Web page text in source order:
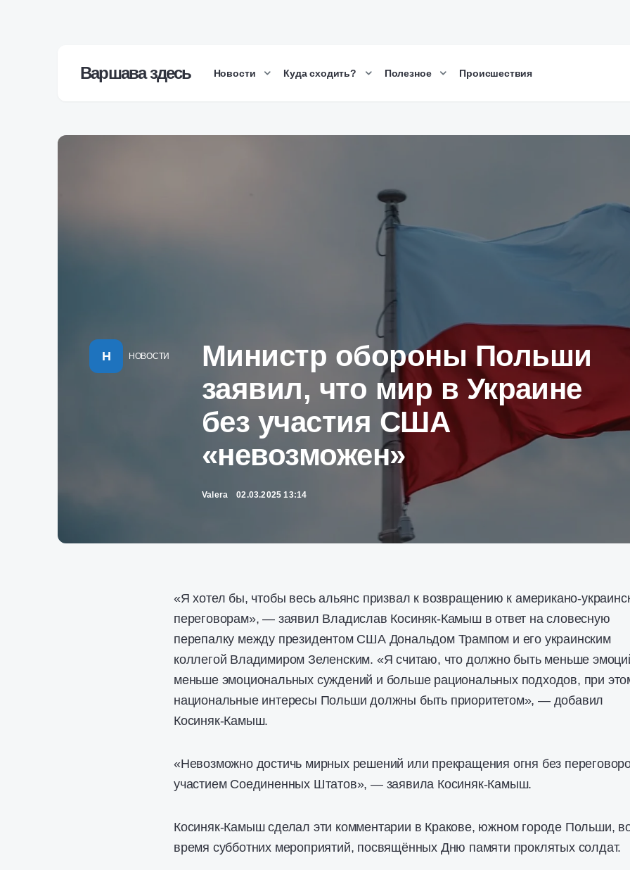
Варшава здесь Новости Куда сходить? Полезное Происшествия
Н НОВОСТИ
Министр обороны Польши
заявил, что мир в Украине
без участия США
«невозможен»
Valera 02.03.2025 13:14
«Я хотел бы, чтобы весь альянс призвал к возвращению к американо-
переговорам», — заявил Владислав Косиняк-Камыш в ответ на словесную
перепалку между президентом США Дональдом Трампом и его украинским
коллегой Владимиром Зеленским. «Я считаю, что должно быть меньше
меньше эмоциональных суждений и больше рациональных подходов, при
национальные интересы Польши должны быть приоритетом», — добавил
Косиняк-Камыш.
«Невозможно достичь мирных решений или прекращения огня без
участием Соединенных Штатов», — заявила Косиняк-Камыш.
Косиняк-Камыш сделал эти комментарии в Кракове, южном городе Польши,
время субботних мероприятий, посвящённых Дню памяти проклятых солдат.